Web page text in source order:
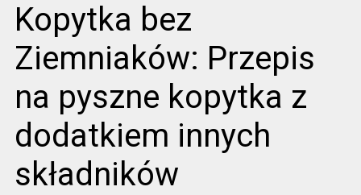
Kopytka bez
Ziemniaków: Przepis
na pyszne kopytka z
dodatkiem innych
składników